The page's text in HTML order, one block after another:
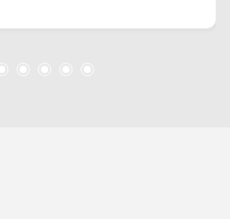
sacada ampla; > 05